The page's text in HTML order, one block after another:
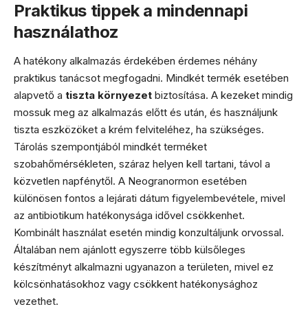
Praktikus tippek a mindennapi
használathoz
A hatékony alkalmazás érdekében érdemes néhány
praktikus tanácsot megfogadni. Mindkét termék esetében
alapvető a tiszta környezet biztosítása. A kezeket mindig
mossuk meg az alkalmazás előtt és után, és használjunk
tiszta eszközöket a krém felviteléhez, ha szükséges.
Tárolás szempontjából mindkét terméket
szobahőmérsékleten, száraz helyen kell tartani, távol a
közvetlen napfénytől. A Neogranormon esetében
különösen fontos a lejárati dátum figyelembevétele, mivel
az antibiotikum hatékonysága idővel csökkenhet.
Kombinált használat esetén mindig konzultáljunk orvossal.
Általában nem ajánlott egyszerre több külsőleges
készítményt alkalmazni ugyanazon a területen, mivel ez
kölcsönhatásokhoz vagy csökkent hatékonysághoz
vezethet.